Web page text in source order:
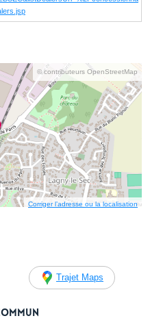
© contributeurs OpenStreetMap
Corriger l’adresse ou la localisation
Trajet Maps